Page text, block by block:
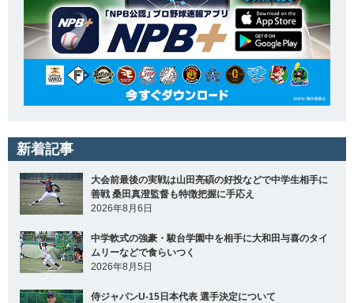
新着記事
大会前最後の実戦は山田亮碩の好投などで中学生相手に
善戦 桑田真澄監督も特徴把握に手応え
2026年8月6日
中学軟式の強豪・駿台学園中を相手に大和田与喜のタイ
ムリーなどで食らいつく
2026年8月5日
侍ジャパンU-15日本代表 選手決定について